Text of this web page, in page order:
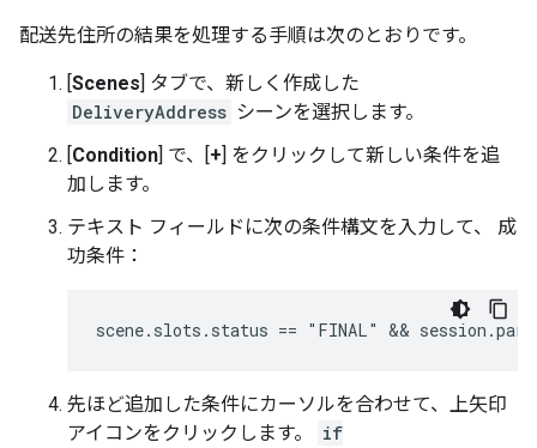
配送先住所の結果を処理する手順は次のとおりです。
[Scenes] タブで、新しく作成した
DeliveryAddress シーンを選択します。
[Condition] で、[+] をクリックして新しい条件を追
加します。
テキスト フィールドに次の条件構文を入力して、 成
功条件：
先ほど追加した条件にカーソルを合わせて、上矢印
アイコンをクリックします。
if